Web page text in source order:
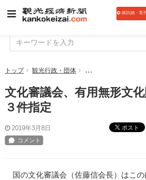
購読(紙・電
トップ 観光行政・団体 文化審議会、有用無
文化審議会、有用無形文
３件指定
2019年3月8日 ポスト
国の文化審議会（佐藤信会長）はこ